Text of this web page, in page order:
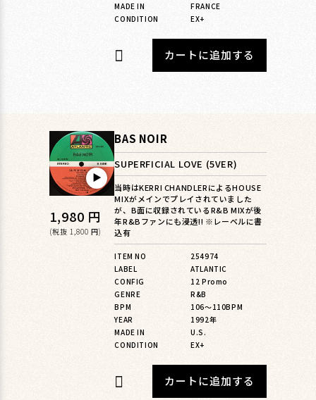
MADE IN
FRANCE
CONDITION
EX+
カートに追加する
▶︎
通
常
1,980 円
(税抜 1,800 円)
BAS NOIR
SUPERFICIAL LOVE (5VER)
当時はKERRI CHANDLERによるHOUSE
MIXがメインでプレイされていました
が、B面に収録されているR&B MIXが後
年R&Bファンにも浸透!! ※レーベルに書
込有
ITEM NO
254974
LABEL
ATLANTIC
CONFIG
12 Promo
GENRE
R&B
BPM
106〜110BPM
YEAR
1992年
MADE IN
U.S.
CONDITION
EX+
カートに追加する